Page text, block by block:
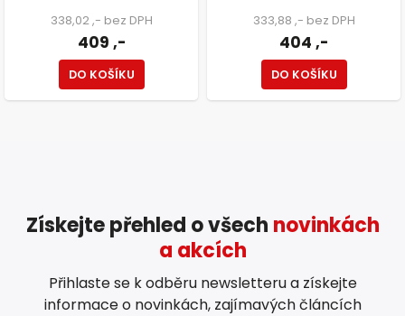
338,02 ,- bez DPH
409 ,-
DO KOŠÍKU
333,88 ,- bez DPH
404 ,-
DO KOŠÍKU
Získejte přehled o všech novinkách
a akcích
Přihlaste se k odběru newsletteru a získejte
informace o novinkách, zajímavých článcích